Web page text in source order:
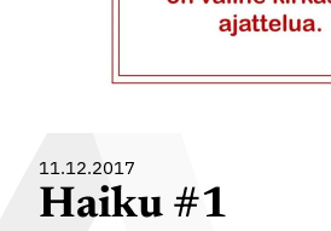
11.12.2017
Haiku #1